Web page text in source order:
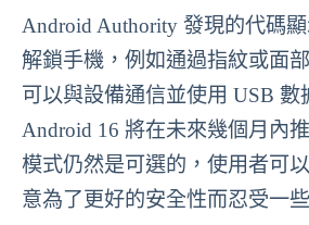
Android Authority 發現的代碼
解鎖手機，例如通過指紋或面
可以與設備通信並使用 USB 數
Android 16 將在未來幾個月內
模式仍然是可選的，使用者可
意為了更好的安全性而忍受一